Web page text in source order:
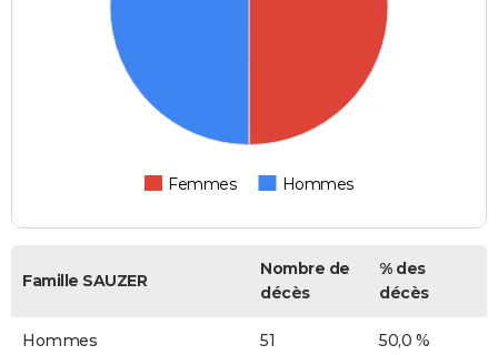
Femmes Hommes
Famille SAUZER
Nombre de
décès
% des
décès
Hommes 51 50,0 %